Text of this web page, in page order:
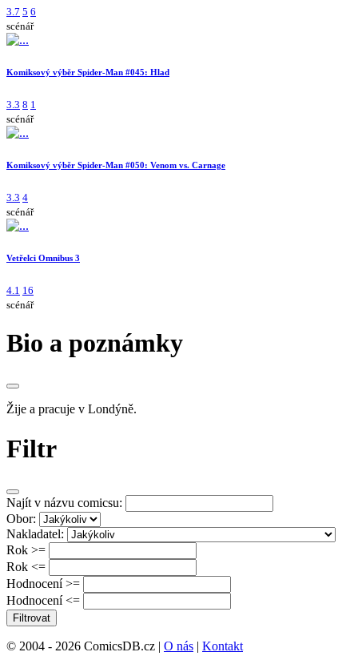
3.7 5 6
scénář
Komiksový výběr Spider-Man #045: Hlad
3.3 8 1
scénář
Komiksový výběr Spider-Man #050: Venom vs. Carnage
3.3 4
scénář
Vetřelci Omnibus 3
4.1 16
scénář
Bio a poznámky
Žije a pracuje v Londýně.
Filtr
Najít v názvu comicsu:
Obor:
Nakladatel:
Rok >=
Rok <=
Hodnocení >=
Hodnocení <=
Filtrovat
© 2004 - 2026 ComicsDB.cz | O nás | Kontakt